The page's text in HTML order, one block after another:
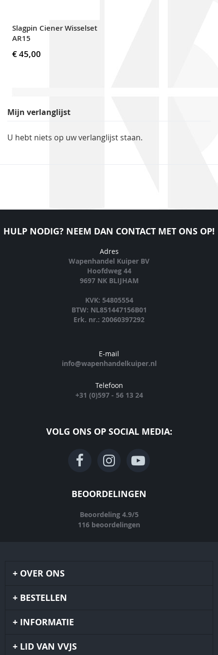
Slagpin Ciener Wisselset
AR15
€ 45,00
Mijn verlanglijst
U hebt niets op uw verlanglijst staan.
HULP NODIG? NEEM DAN CONTACT MET ONS OP!
Adres
Wapenhandel Kuiper BV
Hoofdweg 44
9697 NK BLIJHAM
KVK: 54805554
BTW: NL851447156B01
Erk. nr.: 20060397292
E-mail
info@wapenhandelkuiper.nl
Telefoon
+31 (0)597 - 56 13 24
VOLG ONS OP SOCIAL MEDIA:
BEOORDELINGEN
Beoordeling 4.9/5
116 beoordelingen
OVER ONS
BESTELLEN
INFORMATIE
LID VAN VVJS